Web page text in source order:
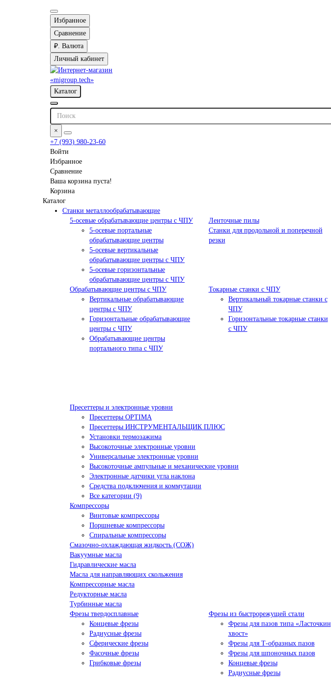
Избранное
Сравнение
₽. Валюта
Личный кабинет
Каталог
×
+7 (993) 980-23-60
Войти
Избранное
Сравнение
Ваша корзина пуста!
Корзина
Каталог
Станки металлообрабатывающие
5-осевые обрабатывающие центры с ЧПУ
5-осевые портальные
обрабатывающие центры
5-осевые вертикальные
обрабатывающие центры с ЧПУ
5-осевые горизонтальные
обрабатывающие центры с ЧПУ
Ленточные пилы
Станки для продольной и поперечной
резки
Обрабатывающие центры с ЧПУ
Вертикальные обрабатывающие
центры с ЧПУ
Горизонтальные обрабатывающие
центры с ЧПУ
Обрабатывающие центры
портального типа с ЧПУ
Токарные станки с ЧПУ
Вертикальный токарные станки с
ЧПУ
Горизонтальные токарные станки
с ЧПУ
Пресеттеры и электронные уровни
Пресеттеры OPTIMA
Пресеттеры ИНСТРУМЕНТАЛЬЩИК ПЛЮС
Установки термозажима
Высокоточные электронные уровни
Универсальные электронные уровни
Высокоточные ампульные и механические уровни
Электронные датчики угла наклона
Средства подключения и коммутации
Все категории (9)
Компрессоры
Винтовые компрессоры
Поршневые компрессоры
Спиральные компрессоры
Смазочно-охлаждающая жидкость (СОЖ)
Вакуумные масла
Гидравлические масла
Масла для направляющих скольжения
Компрессорные масла
Редукторные масла
Турбинные масла
Фрезы твердосплавные
Концевые фрезы
Радиусные фрезы
Сферические фрезы
Фасочные фрезы
Грибковые фрезы
Фрезы из быстрорежущей стали
Фрезы для пазов типа «Ласточкин
хвост»
Фрезы для Т-образных пазов
Фрезы для шпоночных пазов
Концевые фрезы
Радиусные фрезы